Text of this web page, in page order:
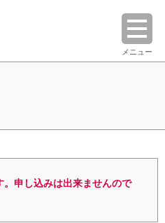
メニュー
申し込みは出来ませんので